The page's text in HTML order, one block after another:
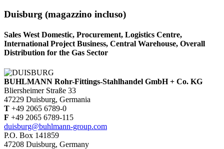
Duisburg (magazzino incluso)
Sales West Domestic, Procurement, Logistics Centre,
International Project Business, Central Warehouse, Overall
Distribution for the Gas Sector
BUHLMANN Rohr-Fittings-Stahlhandel GmbH + Co. KG
Bliersheimer Straße 33
47229 Duisburg, Germania
T +49 2065 6789-0
F +49 2065 6789-115
duisburg@buhlmann-group.com
P.O. Box 141859
47208 Duisburg, Germany